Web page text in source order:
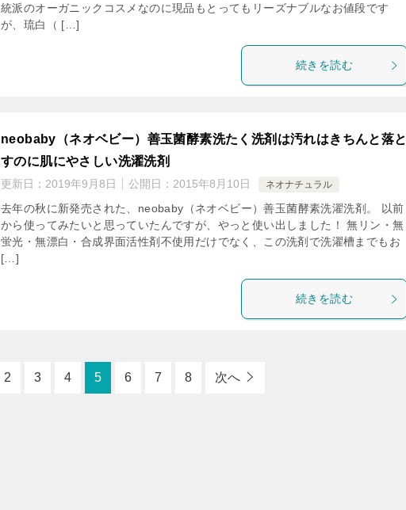
統派のオーガニックコスメなのに現品もとってもリーズナブルなお値段です
が、琉白（ […]
続きを読む
neobaby（ネオベビー）善玉菌酵素洗たく洗剤は汚れはきちんと落と
すのに肌にやさしい洗濯洗剤
更新日： 2019年9月8日 公開日： 2015年8月10日 ネオナチュラル
去年の秋に新発売された、neobaby（ネオベビー）善玉菌酵素洗濯洗剤。 以前
から使ってみたいと思っていたんですが、やっと使い出しました！ 無リン・無
蛍光・無漂白・合成界面活性剤不使用だけでなく、この洗剤で洗濯槽までもお
[…]
続きを読む
2 3 4 5 6 7 8 次へ